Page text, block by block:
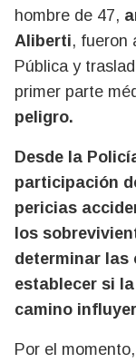
hombre de 47,
Aliberti, fueron
Pública y
primer parte
peligro.
Desde la
participación
pericias
los
determinar las
establecer si
camino
Por el